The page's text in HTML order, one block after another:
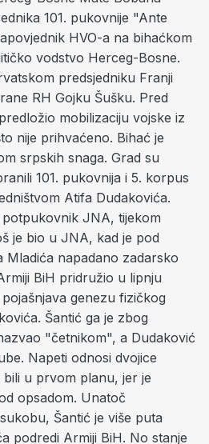
101. pukovnije "Ante
HVO-a na bihaćkom
vodstvo Herceg-Bosne.
predsjedniku Franji
RH Gojku Šušku. Pred
mobilizaciju vojske iz
nije prihvaćeno. Bihać je
srpskih snaga. Grad su
101. pukovnija i 5. korpus
Atifa Dudakovića.
JNA, tijekom
je bio u JNA, kad je pod
Mladića napadano zadarsko
BiH pridružio u lipnju
genezu fizičkog
Šantić ga je zbog
"četnikom", a Dudaković
Napeti odnosi dvojice
u prvom planu, jer je
opsadom. Unatoč
Šantić je više puta
podredi Armiji BiH. No stanje